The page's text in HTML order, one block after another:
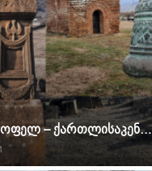
– ქართლისაკენ…